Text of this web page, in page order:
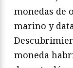
monedas de
marino y
moneda